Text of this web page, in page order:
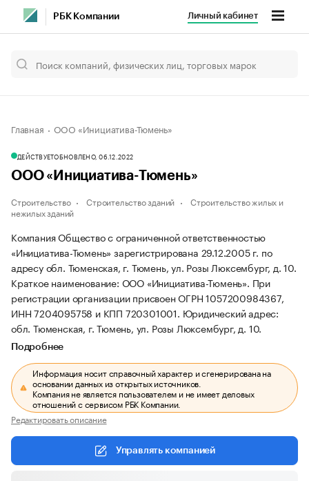
РБК Компании Личный кабинет
Главная ООО «Инициатива-Тюмень»
ДЕЙСТВУЕТОБНОВЛЕНО, 06.12.2022
ООО «Инициатива-Тюмень»
Строительство Строительство зданий
Строительство жилых и
нежилых зданий
Компания Общество с ограниченной ответственностью
«Инициатива-Тюмень» зарегистрирована 29.12.2005 г. по
адресу обл. Тюменская, г. Тюмень, ул. Розы Люксембург, д. 10.
Краткое наименование: ООО «Инициатива-Тюмень». При
регистрации организации присвоен ОГРН 1057200984367,
ИНН 7204095758 и КПП 720301001. Юридический адрес:
обл. Тюменская, г. Тюмень, ул. Розы Люксембург, д. 10.
Подробнее
Информация носит справочный характер и сгенерирована на
основании данных из открытых источников.
Компания не является пользователем и не имеет деловых
отношений с сервисом РБК Компании.
Редактировать описание
Управлять компанией